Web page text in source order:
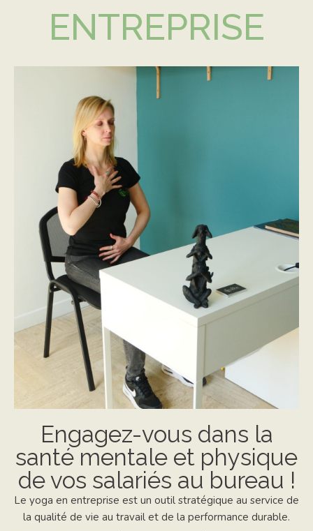
ENTREPRISE
Engagez-vous dans la
santé mentale et physique
de vos salariés au bureau !
Le yoga en entreprise est un outil stratégique au service de
la qualité de vie au travail et de la performance durable.